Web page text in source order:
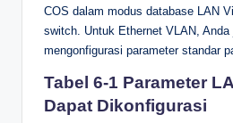
COS dalam modus database LAN
switch. Untuk Ethernet VLAN, Anda
mengonfigurasi parameter standar
Tabel 6-1 Parameter
Dapat Dikonfigurasi